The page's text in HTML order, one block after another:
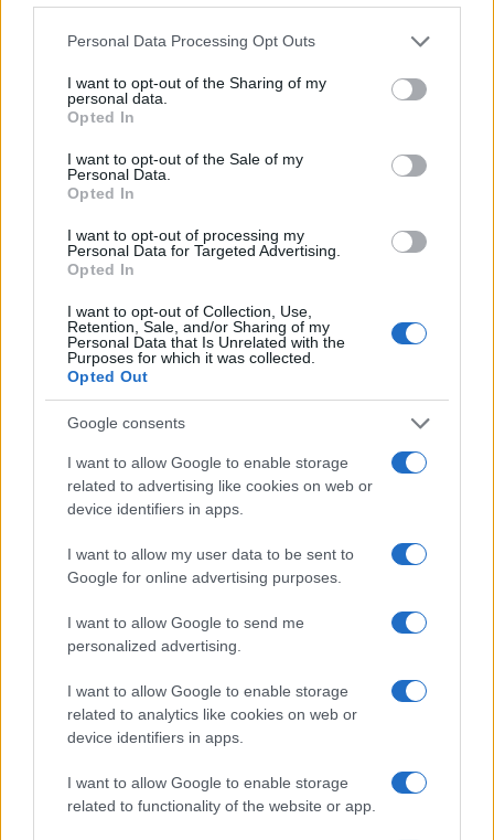
Please note that this website/app uses one or more Google
not limited to your visit or usage behaviour. You may click to
grant or deny consent to Google and its third-party tags to
use your data for below specified purposes in below Google
consent section.
Personal Data Processing Opt Outs
I want to opt-out of the Sharing of my
personal data.
Opted In
I want to opt-out of the Sale of my
Personal Data.
Opted In
I want to opt-out of processing my
Personal Data for Targeted Advertising.
Opted In
I want to opt-out of Collection, Use,
Retention, Sale, and/or Sharing of my
Personal Data that Is Unrelated with the
Purposes for which it was collected.
Opted Out
Google consents
I want to allow Google to enable storage
related to advertising like cookies on web or
device identifiers in apps.
I want to allow my user data to be sent to
Google for online advertising purposes.
I want to allow Google to send me
personalized advertising.
I want to allow Google to enable storage
related to analytics like cookies on web or
device identifiers in apps.
I want to allow Google to enable storage
related to functionality of the website or app.
La trasformazione di Argos: strategie per attrarre
Camilla Fiore · 7 Ago 2026
TELEVISIONE
genuine a Verona
Cristian Castiglioni · 7 Ago 2026